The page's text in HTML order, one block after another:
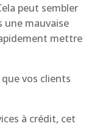
peut sembler
une mauvaise
mettre
vos clients
à crédit, cet